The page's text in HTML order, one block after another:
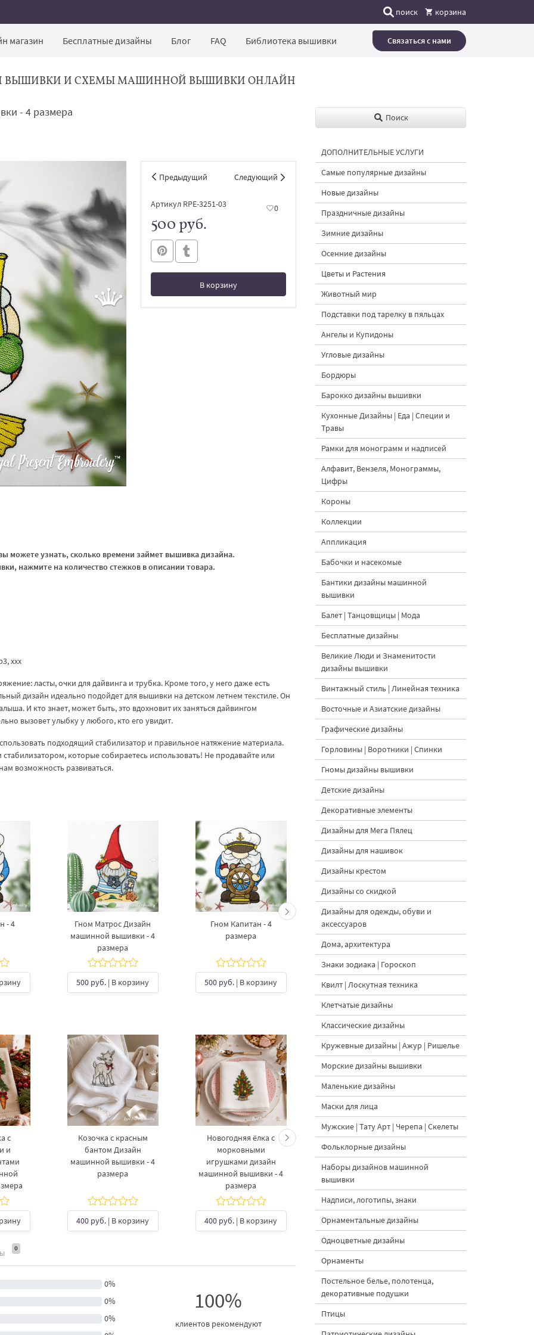
поиск корзина
магазин Бесплатные дизайны Блог FAQ Библиотека вышивки Связаться с нами
ВЫШИВКИ И СХЕМЫ МАШИННОЙ ВЫШИВКИ ОНЛАЙН
- 4 размера
Предыдущий Следующий
Артикул RPE-3251-03 0
500 руб.
В корзину
В корзине
можете узнать, сколько времени займет вышивка дизайна.
нажмите на количество стежков в описании товара.
xxx
ласты, очки для дайвинга и трубка. Кроме того, у него даже есть
дизайн идеально подойдет для вышивки на детском летнем текстиле. Он
И кто знает, может быть, это вдохновит их заняться дайвингом
вызовет улыбку у любого, кто его увидит.
подходящий стабилизатор и правильное натяжение материала.
которые собираетесь использовать! Не продавайте или
возможность развиваться.
- 4
Гном Матрос Дизайн
машинной вышивки - 4
размера
500 руб. | В корзину
Гном Капитан - 4
размера
500 руб. | В корзину
Гном Матрос Дизайн
машинной вышивки - 4
размера
500 руб.| В корзину
с
и
Козочка с красным
бантом Дизайн
машинной вышивки - 4
размера
400 руб. | В корзину
Новогодняя ёлка с
морковными
игрушками дизайн
машинной вышивки - 4
размера
400 руб. | В корзину
Кролик украшает ёлку
морковками дизайн
машинной вышивки - 3
размера
500 руб.| В корзину
Новогодний зайчик
0
0%
0%
0%
100%
клиентов рекомендуют
Поиск
ДОПОЛНИТЕЛЬНЫЕ УСЛУГИ
Самые популярные дизайны
Новые дизайны
Праздничные дизайны
Зимние дизайны
Осенние дизайны
Цветы и Растения
Животный мир
Подставки под тарелку в пяльцах
Ангелы и Купидоны
Угловые дизайны
Бордюры
Барокко дизайны вышивки
Кухонные Дизайны | Еда | Специи и
Травы
Рамки для монограмм и надписей
Алфавит, Вензеля, Монограммы,
Цифры
Короны
Коллекции
Аппликация
Бабочки и насекомые
Бантики дизайны машинной
вышивки
Балет | Танцовщицы | Мода
Бесплатные дизайны
Великие Люди и Знаменитости
дизайны вышивки
Винтажный стиль | Линейная техника
Восточные и Азиатские дизайны
Графические дизайны
Горловины | Воротники | Спинки
Гномы дизайны вышивки
Детские дизайны
Декоративные элементы
Дизайны для Мега Пялец
Дизайны для нашивок
Дизайны крестом
Дизайны со скидкой
Дизайны для одежды, обуви и
аксессуаров
Дома, архитектура
Знаки зодиака | Гороскоп
Квилт | Лоскутная техника
Клетчатые дизайны
Классические дизайны
Кружевные дизайны | Ажур | Ришелье
Морские дизайны вышивки
Маленькие дизайны
Маски для лица
Мужские | Тату Арт | Черепа | Скелеты
Фольклорные дизайны
Наборы дизайнов машинной
вышивки
Надписи, логотипы, знаки
Орнаментальные дизайны
Одноцветные дизайны
Орнаменты
Постельное белье, полотенца,
декоративные подушки
Птицы